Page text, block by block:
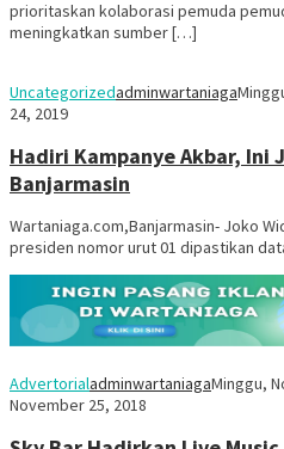
prioritaskan kolaborasi pemuda
meningkatkan sumber […]
Uncategorizedadminwartaniaga
24, 2019
Hadiri Kampanye Akbar, Ini
Banjarmasin
Wartaniaga.com,Banjarmasin- Joko
presiden nomor urut 01 dipastikan
AdvertorialadminwartaniagaMinggu,
November 25, 2018